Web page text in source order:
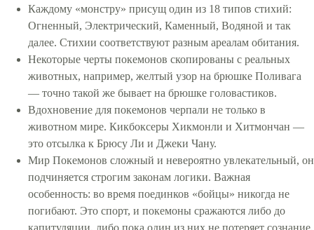
Каждому «монстру» присущ один из 18 типов стихий:
Огненный, Электрический, Каменный, Водяной и так
далее. Стихии соответствуют разным ареалам обитания.
Некоторые черты покемонов скопированы с реальных
животных, например, желтый узор на брюшке Поливага
— точно такой же бывает на брюшке головастиков.
Вдохновение для покемонов черпали не только в
животном мире. Кикбоксеры Хикмонли и Хитмончан —
это отсылка к Брюсу Ли и Джеки Чану.
Мир Покемонов сложный и невероятно увлекательный, он
подчиняется строгим законам логики. Важная
особенность: во время поединков «бойцы» никогда не
погибают. Это спорт, и покемоны сражаются либо до